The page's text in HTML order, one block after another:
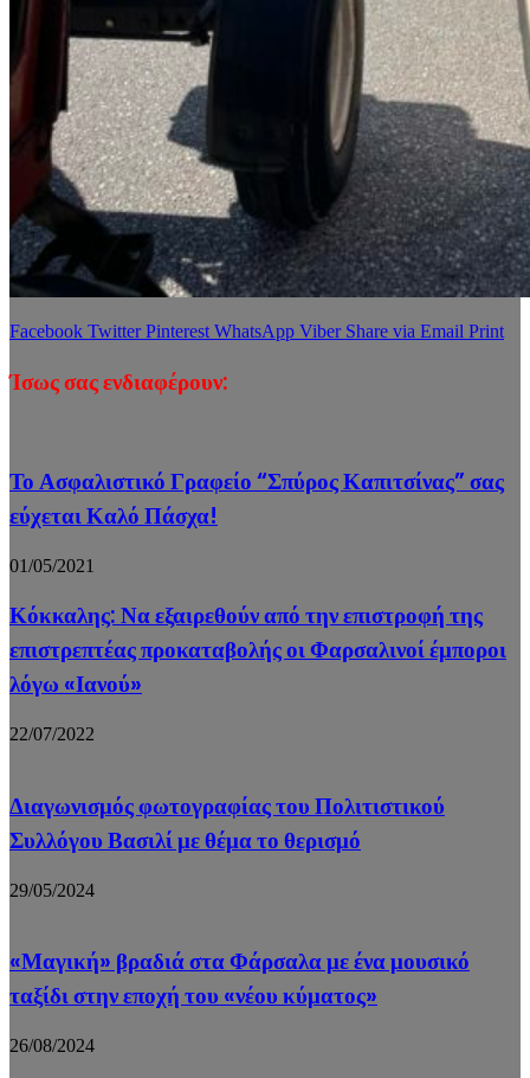
Facebook Twitter Pinterest WhatsApp Viber Share via Email Print
Ίσως σας ενδιαφέρουν:
Το Ασφαλιστικό Γραφείο “Σπύρος Καπιτσίνας” σας
εύχεται Καλό Πάσχα!
01/05/2021
Κόκκαλης: Να εξαιρεθούν από την επιστροφή της
επιστρεπτέας προκαταβολής οι Φαρσαλινοί έμποροι
λόγω «Ιανού»
22/07/2022
Διαγωνισμός φωτογραφίας του Πολιτιστικού
Συλλόγου Βασιλί με θέμα το θερισμό
29/05/2024
«Μαγική» βραδιά στα Φάρσαλα με ένα μουσικό
ταξίδι στην εποχή του «νέου κύματος»
26/08/2024